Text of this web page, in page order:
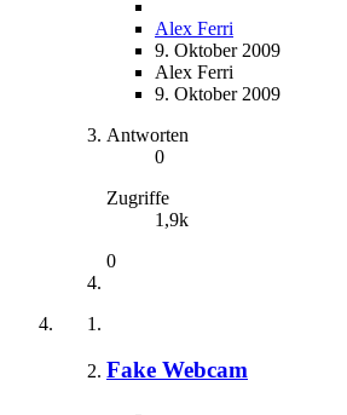
Alex Ferri
9. Oktober 2009
Alex Ferri
9. Oktober 2009
Antworten
0
Zugriffe
1,9k
0
Fake Webcam